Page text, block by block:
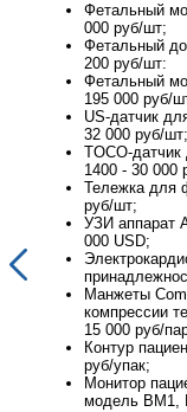
Фетальный
000 руб/шт;
Фетальный
200 руб/шт:
Фетальный
195 000 руб/
US-датчик
32 000 руб/шт;
TOCO-
1400 - 30 000
Тележка для
руб/шт;
УЗИ аппарат
000 USD;
Манжеты
компрессии
15 000 руб/
Контур
руб/упак;
Монитор
модель BM1,